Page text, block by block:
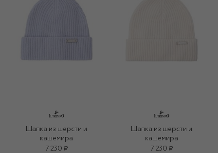
Шапка из шерсти и
кашемира
7 230 ₽
Шапка из шерсти и
кашемира
7 230 ₽